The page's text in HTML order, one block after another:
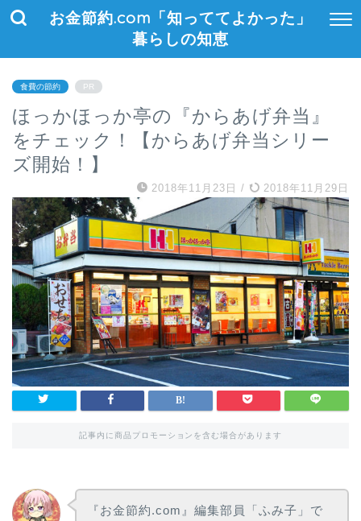
お金節約.com「知っててよかった」
暮らしの知恵
食費の節約 PR
ほっかほっか亭の『からあげ弁当』
をチェック！【からあげ弁当シリー
ズ開始！】
2018年11月23日 / 2018年11月29日
記事内に商品プロモーションを含む場合があります
『お金節約.com』編集部員「ふみ子」で